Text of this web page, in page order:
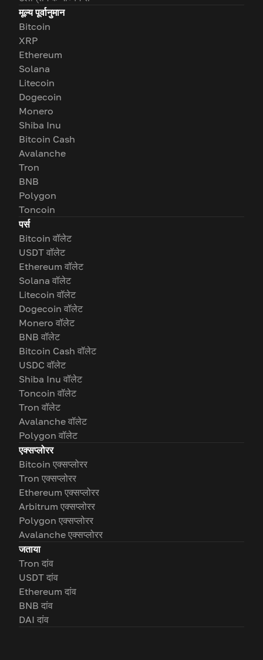
मूल्य पूर्वानुमान
Bitcoin
XRP
Ethereum
Solana
Litecoin
Dogecoin
Monero
Shiba Inu
Bitcoin Cash
Avalanche
Tron
BNB
Polygon
Toncoin
पर्स
Bitcoin वॉलेट
USDT वॉलेट
Ethereum वॉलेट
Solana वॉलेट
Litecoin वॉलेट
Dogecoin वॉलेट
Monero वॉलेट
BNB वॉलेट
Bitcoin Cash वॉलेट
USDC वॉलेट
Shiba Inu वॉलेट
Toncoin वॉलेट
Tron वॉलेट
Avalanche वॉलेट
Polygon वॉलेट
एक्सप्लोरर
Bitcoin एक्सप्लोरर
Tron एक्सप्लोरर
Ethereum एक्सप्लोरर
Arbitrum एक्सप्लोरर
Polygon एक्सप्लोरर
Avalanche एक्सप्लोरर
जताया
Tron दांव
USDT दांव
Ethereum दांव
BNB दांव
DAI दांव